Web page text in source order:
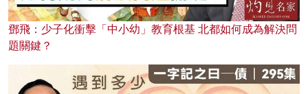
鄧飛：少子化衝擊「中小幼」教育根基 北都如何成為解決問
題關鍵？